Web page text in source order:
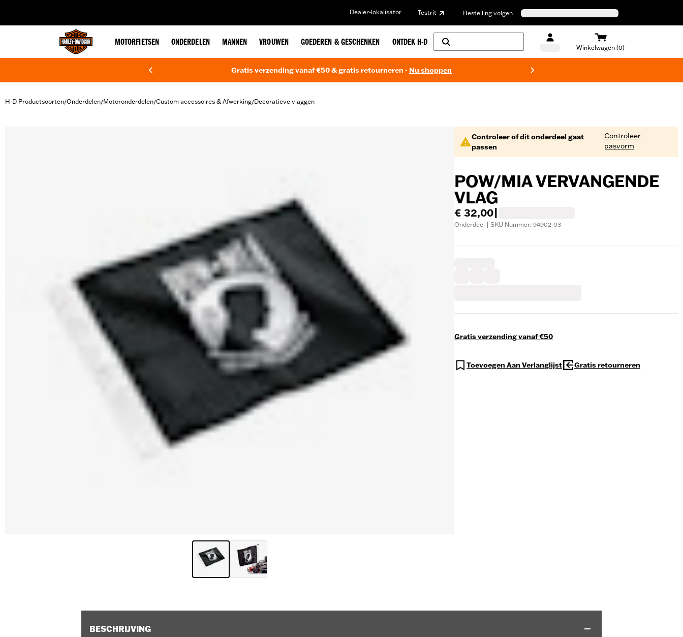
Dealer-lokalisator Testrit Bestelling volgen
MOTORFIETSEN ONDERDELEN MANNEN VROUWEN GOEDEREN & GESCHENKEN ONTDEK H-D
Winkelwagen (0)
Gratis verzending vanaf €50 & gratis retourneren - Nu shoppen
H-D Productsoorten/Onderdelen/Motoronderdelen/Custom accessoires & Afwerking/Decoratieve vlaggen
Controleer of dit onderdeel gaat
passen
Controleer
pasvorm
POW/MIA VERVANGENDE
VLAG
€ 32,00
Onderdeel | SKU Nummer: 94902-03
Gratis verzending vanaf €50
Toevoegen Aan Verlanglijst Gratis retourneren
BESCHRIJVING